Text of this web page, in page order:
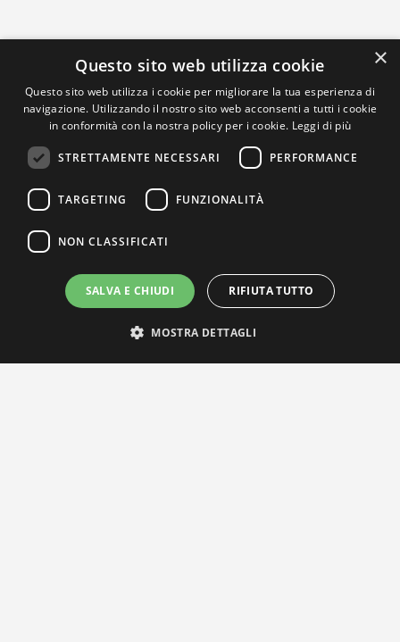
×
Questo sito web utilizza cookie
Questo sito web utilizza i cookie per migliorare la tua esperienza di
navigazione. Utilizzando il nostro sito web acconsenti a tutti i cookie
in conformità con la nostra policy per i cookie. Leggi di più
STRETTAMENTE NECESSARI PERFORMANCE
TARGETING FUNZIONALITÀ
NON CLASSIFICATI
SALVA E CHIUDI RIFIUTA TUTTO
MOSTRA DETTAGLI